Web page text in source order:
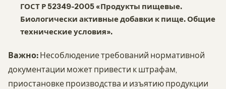
ГОСТ Р 52349-2005 «Продукты пищевые.
Биологически активные добавки к пище. Общие
технические условия».
Важно: Несоблюдение требований нормативной
документации может привести к штрафам,
приостановке производства и изъятию продукции